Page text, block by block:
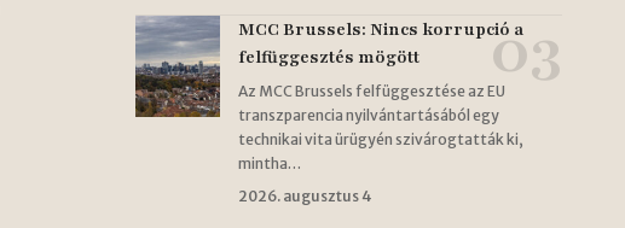
MCC Brussels: Nincs korrupció a
felfüggesztés mögött
Az MCC Brussels felfüggesztése az EU
transzparencia nyilvántartásából egy
technikai vita ürügyén szivárogtatták ki,
mintha…
2026. augusztus 4